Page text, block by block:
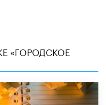
«ГОРОДСКОЕ